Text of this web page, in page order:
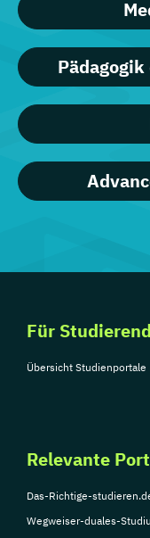
Für
Übersicht Studienportale
Relevante
Das-Richtige-
Wegweiser-duales-